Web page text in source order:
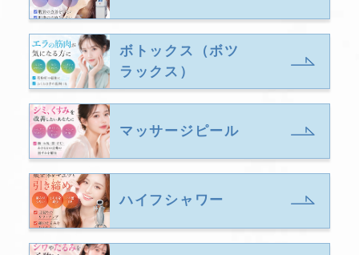
ボトックス（ボツ
ラックス）
マッサージピール
ハイフシャワー